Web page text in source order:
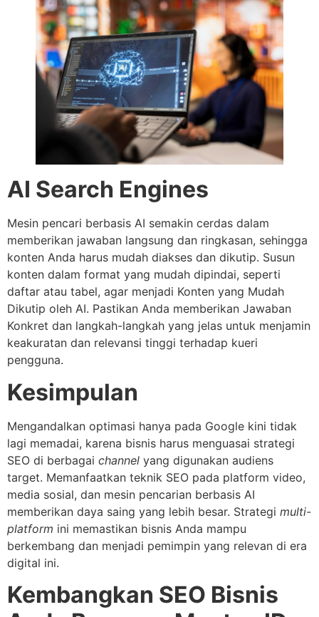
AI Search Engines
Mesin pencari berbasis AI semakin cerdas dalam
memberikan jawaban langsung dan ringkasan, sehingga
konten Anda harus mudah diakses dan dikutip. Susun
konten dalam format yang mudah dipindai, seperti
daftar atau tabel, agar menjadi Konten yang Mudah
Dikutip oleh AI. Pastikan Anda memberikan Jawaban
Konkret dan langkah-langkah yang jelas untuk menjamin
keakuratan dan relevansi tinggi terhadap kueri
pengguna.
Kesimpulan
Mengandalkan optimasi hanya pada Google kini tidak
lagi memadai, karena bisnis harus menguasai strategi
SEO di berbagai channel yang digunakan audiens
target. Memanfaatkan teknik SEO pada platform video,
media sosial, dan mesin pencarian berbasis AI
memberikan daya saing yang lebih besar. Strategi multi-
platform ini memastikan bisnis Anda mampu
berkembang dan menjadi pemimpin yang relevan di era
digital ini.
Kembangkan SEO Bisnis